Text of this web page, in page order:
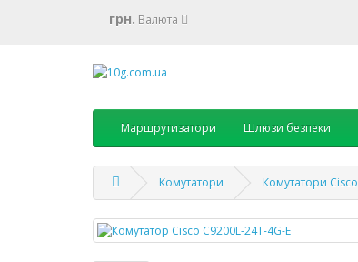
грн. Валюта
Маршрутизатори Шлюзи безпеки
Комутатори Комутатори Cisco